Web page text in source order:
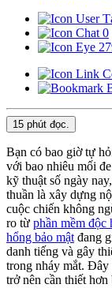
0
15 phút đọc.
Bạn có bao giờ tự
với bao nhiêu mối
kỹ thuật số ngày
thuần là xây dựng
cuộc chiến không
ro từ phần mềm độc
hổng bảo mật đang
danh tiếng và gây
trong nháy mắt. Đây
trở nên cần thiết hơn